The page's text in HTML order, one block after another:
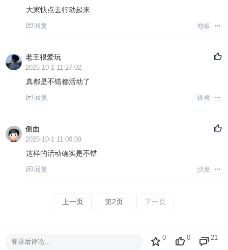
大家快点去行动起来
回复 地板
老王很爱玩
2025-10-1 11:27:02
真都是不错都活动了
回复 板凳
侧面
2025-10-1 11:00:39
这样的活动确实是不错
回复 沙发
上一页 第2页 下一页
登录后评论...
0 0 21